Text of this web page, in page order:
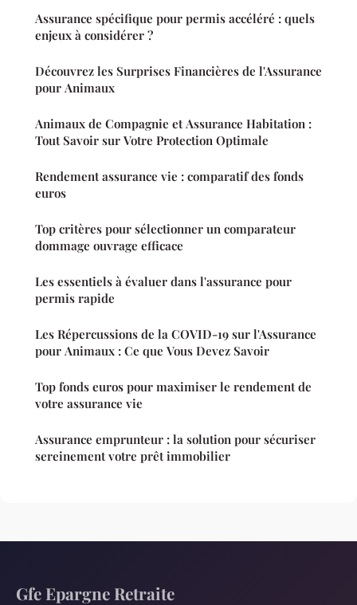
Assurance spécifique pour permis accéléré : quels
enjeux à considérer ?
Découvrez les Surprises Financières de l'Assurance
pour Animaux
Animaux de Compagnie et Assurance Habitation :
Tout Savoir sur Votre Protection Optimale
Rendement assurance vie : comparatif des fonds
euros
Top critères pour sélectionner un comparateur
dommage ouvrage efficace
Les essentiels à évaluer dans l'assurance pour
permis rapide
Les Répercussions de la COVID-19 sur l'Assurance
pour Animaux : Ce que Vous Devez Savoir
Top fonds euros pour maximiser le rendement de
votre assurance vie
Assurance emprunteur : la solution pour sécuriser
sereinement votre prêt immobilier
Gfe Epargne Retraite